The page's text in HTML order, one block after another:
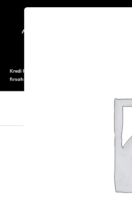
Kredi Kartı ile 12 aya varan taksitli alışveriş imkanı.
fırsatı.
SAAT